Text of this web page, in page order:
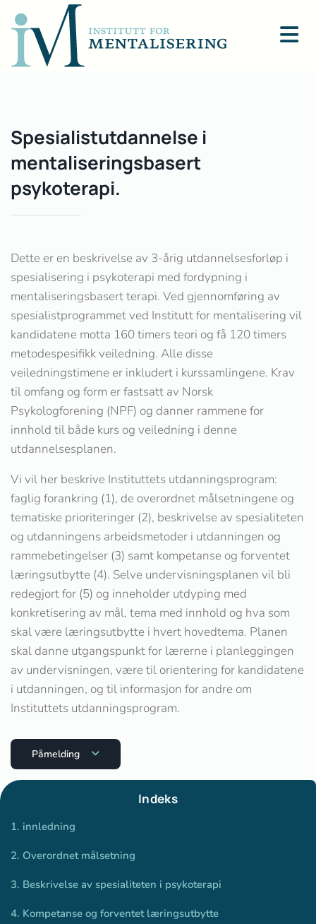
Spesialistutdannelse i
mentaliseringsbasert
psykoterapi.
Dette er en beskrivelse av 3-årig utdannelsesforløp i
spesialisering i psykoterapi med fordypning i
mentaliseringsbasert terapi. Ved gjennomføring av
spesialistprogrammet ved Institutt for mentalisering vil
kandidatene motta 160 timers teori og få 120 timers
metodespesifikk veiledning. Alle disse
veiledningstimene er inkludert i kurssamlingene. Krav
til omfang og form er fastsatt av Norsk
Psykologforening (NPF) og danner rammene for
innhold til både kurs og veiledning i denne
utdannelsesplanen.
Vi vil her beskrive Instituttets utdanningsprogram:
faglig forankring (1), de overordnet målsetningene og
tematiske prioriteringer (2), beskrivelse av spesialiteten
og utdanningens arbeidsmetoder i utdanningen og
rammebetingelser (3) samt kompetanse og forventet
læringsutbytte (4). Selve undervisningsplanen vil bli
redegjort for (5) og inneholder utdyping med
konkretisering av mål, tema med innhold og hva som
skal være læringsutbytte i hvert hovedtema. Planen
skal danne utgangspunkt for lærerne i planleggingen
av undervisningen, være til orientering for kandidatene
i utdanningen, og til informasjon for andre om
Instituttets utdanningsprogram.
Påmelding
Indeks
1. innledning
2. Overordnet målsetning
3. Beskrivelse av spesialiteten i psykoterapi
4. Kompetanse og forventet læringsutbytte